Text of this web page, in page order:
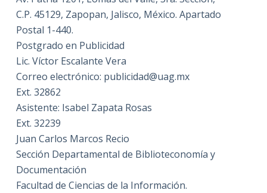
C.P. 45129, Zapopan, Jalisco, México. Apartado
Postal 1-440.
Postgrado en Publicidad
Lic. Víctor Escalante Vera
Correo electrónico: publicidad@uag.mx
Ext. 32862
Asistente: Isabel Zapata Rosas
Ext. 32239
Juan Carlos Marcos Recio
Sección Departamental de Biblioteconomía y
Documentación
Facultad de Ciencias de la Información.